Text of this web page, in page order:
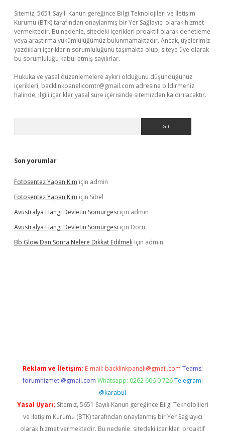
Sitemiz, 5651 Sayılı Kanun gereğince Bilgi Teknolojileri ve İletişim
Kurumu (BTK) tarafından onaylanmış bir Yer Sağlayıcı olarak hizmet
vermektedir. Bu nedenle, sitedeki içerikleri proaktif olarak denetleme
veya araştırma yükümlülüğümüz bulunmamaktadır. Ancak, üyelerimiz
yazdıkları içeriklerin sorumluluğunu taşımakta olup, siteye üye olarak
bu sorumluluğu kabul etmiş sayılırlar.
Hukuka ve yasal düzenlemelere aykırı olduğunu düşündüğünüz
içerikleri, backlinkpanelicomtr@gmail.com adresine bildirmeniz
halinde, ilgili içerikler yasal süre içerisinde sitemizden kaldırılacaktır.
Son yorumlar
Fotosentez Yapan Kim için admin
Fotosentez Yapan Kim için Sibel
Avustralya Hangi Devletin Sömürgesi için admin
Avustralya Hangi Devletin Sömürgesi için Doru
Bb Glow Dan Sonra Nelere Dikkat Edilmeli için admin
Reklam ve İletişim: E-mail: backlinkpaneli@gmail.com Teams:
forumhizmeti@gmail.com Whatsapp: 0262 606 0 726 Telegram:
@karabul
Yasal Uyarı: Sitemiz, 5651 Sayılı Kanun gereğince Bilgi Teknolojileri
ve İletişim Kurumu (BTK) tarafından onaylanmış bir Yer Sağlayıcı
olarak hizmet vermektedir. Bu nedenle, sitedeki içerikleri proaktif